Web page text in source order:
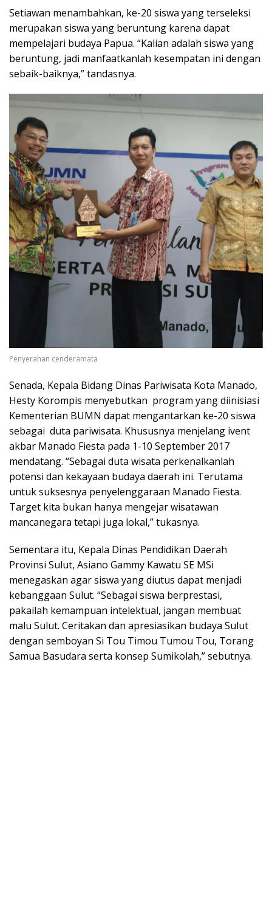
Setiawan menambahkan, ke-20 siswa yang terseleksi
merupakan siswa yang beruntung karena dapat
mempelajari budaya Papua. “Kalian adalah siswa yang
beruntung, jadi manfaatkanlah kesempatan ini dengan
sebaik-baiknya,” tandasnya.
Penyerahan cenderamata
Senada, Kepala Bidang Dinas Pariwisata Kota Manado,
Hesty Korompis menyebutkan program yang diinisiasi
Kementerian BUMN dapat mengantarkan ke-20 siswa
sebagai duta pariwisata. Khususnya menjelang ivent
akbar Manado Fiesta pada 1-10 September 2017
mendatang. “Sebagai duta wisata perkenalkanlah
potensi dan kekayaan budaya daerah ini. Terutama
untuk suksesnya penyelenggaraan Manado Fiesta.
Target kita bukan hanya mengejar wisatawan
mancanegara tetapi juga lokal,” tukasnya.
Sementara itu, Kepala Dinas Pendidikan Daerah
Provinsi Sulut, Asiano Gammy Kawatu SE MSi
menegaskan agar siswa yang diutus dapat menjadi
kebanggaan Sulut. “Sebagai siswa berprestasi,
pakailah kemampuan intelektual, jangan membuat
malu Sulut. Ceritakan dan apresiasikan budaya Sulut
dengan semboyan Si Tou Timou Tumou Tou, Torang
Samua Basudara serta konsep Sumikolah,” sebutnya.